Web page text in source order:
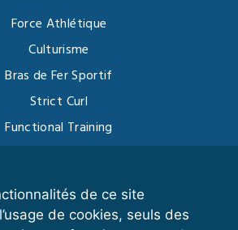
de ce site
de cookies, seuls des
Force Athlétique
Culturisme
Bras de Fer Sportif
Strict Curl
Functional Training